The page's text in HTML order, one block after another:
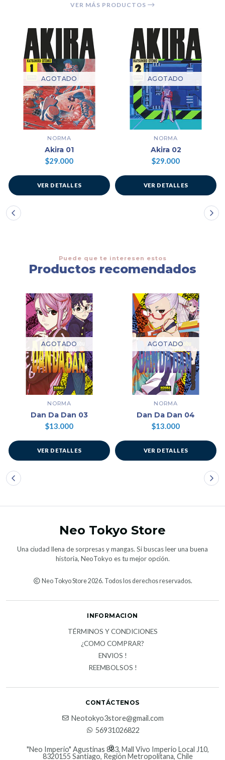
VER MÁS PRODUCTOS
AGOTADO
NORMA
Akira 01
$29.000
VER DETALLES
AGOTADO
NORMA
Akira 02
$29.000
VER DETALLES
Puede que te interesen estos
Productos recomendados
AGOTADO
NORMA
Dan Da Dan 03
$13.000
VER DETALLES
AGOTADO
NORMA
Dan Da Dan 04
$13.000
VER DETALLES
Neo Tokyo Store
Una ciudad llena de sorpresas y mangas. Si buscas leer una buena
historia, NeoTokyo es tu mejor opción.
Neo Tokyo Store 2026. Todos los derechos reservados.
INFORMACION
TÉRMINOS Y CONDICIONES
¿COMO COMPRAR?
ENVIOS !
REEMBOLSOS !
CONTÁCTENOS
Neotokyo3store@gmail.com
56931026822
"Neo Imperio" Agustinas 883, Mall Vivo Imperio Local J10,
8320155 Santiago, Región Metropolitana, Chile